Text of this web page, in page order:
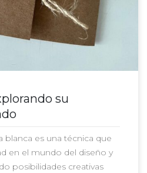
su
blanca es una técnica que
en el mundo del diseño y
posibilidades creativas